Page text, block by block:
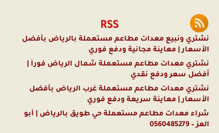
RSS
نشتري ونبيع معدات مطاعم مستعملة بالرياض بأفضل
الأسعار | معاينة مجانية ودفع فوري
نشتري معدات مطاعم مستعملة شمال الرياض فوراً |
أفضل سعر ودفع نقدي
نشتري معدات مطاعم مستعملة غرب الرياض بأفضل
الأسعار | معاينة سريعة ودفع فوري
شراء معدات مطاعم مستعملة حي طويق بالرياض | أبو
العز – 0560485279